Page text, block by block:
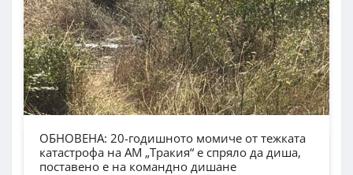
ОБНОВЕНА: 20-годишното момиче от тежката
катастрофа на АМ „Тракия“ е спряло да диша,
поставено е на командно дишане